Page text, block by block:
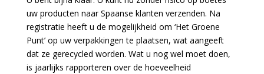
uw producten naar Spaanse klanten verzenden. Na
registratie heeft u de mogelijkheid om ‘Het Groene
Punt’ op uw verpakkingen te plaatsen, wat aangeeft
dat ze gerecycled worden. Wat u nog wel moet doen,
is jaarlijks rapporteren over de hoeveelheid